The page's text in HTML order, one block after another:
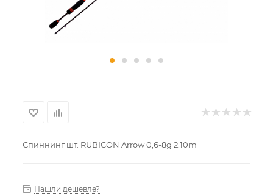
Спиннинг шт. RUBICON Arrow 0,6-8g 2.10m
Нашли дешевле?